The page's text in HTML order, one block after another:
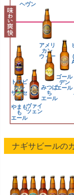
アメリ
カン
ウィー
ト
ゴール
デン
エール
みつば
ち
エール
ヘヴン
ヴァイ
ツェン
トロピ
カル
サンセ
ット
やまも
も
エール
ナギサビールの